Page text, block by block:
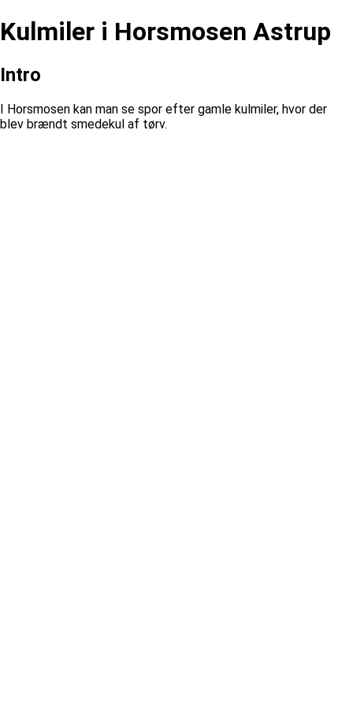
Kulmiler i Horsmosen Astrup
Intro
I Horsmosen kan man se spor efter gamle kulmiler, hvor der
blev brændt smedekul af tørv.